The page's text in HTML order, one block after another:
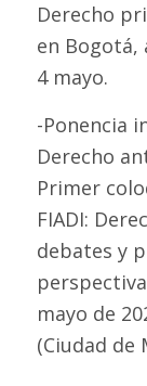
Derecho
en Bogotá,
4 mayo.
-Ponencia
Derecho
Primer
FIADI:
debates y
mayo de
(Ciudad de